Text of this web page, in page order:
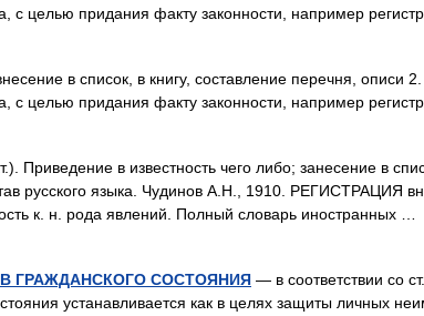
с целью придания факту законности, например
в список, в книгу, составление перечня, описи
с целью придания факту законности, например
Приведение в известность чего либо; занесение в
русского языка. Чудинов А.Н., 1910. РЕГИСТРАЦИЯ
к. н. рода явлений. Полный словарь иностранных …
ГРАЖДАНСКОГО СОСТОЯНИЯ — в соответствии со
устанавливается как в целях защиты личных